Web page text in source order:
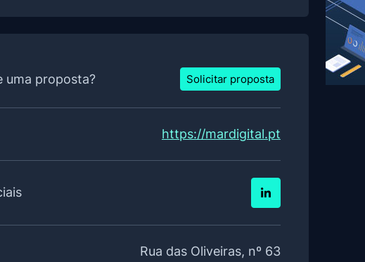
uma proposta? Solicitar proposta
https://mardigital.pt
Rua das Oliveiras, nº 63